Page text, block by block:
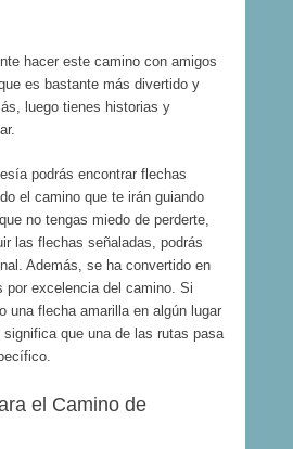
hacer este camino con amigos
es bastante más divertido y
luego tienes historias y
podrás encontrar flechas
el camino que te irán guiando
no tengas miedo de perderte,
las flechas señaladas, podrás
Además, se ha convertido en
por excelencia del camino. Si
una flecha amarilla en algún lugar
que una de las rutas pasa
el Camino de